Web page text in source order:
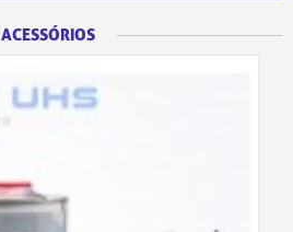
ACESSÓRIOS